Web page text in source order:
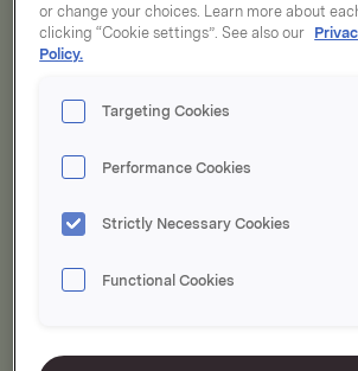
Sorter på:
or change your choices. Learn more about
clicking “Cookie settings”. See also our
Policy.
Targeting Cookies
Performance Cookies
Strictly Necessary Cookies
Functional Cookies